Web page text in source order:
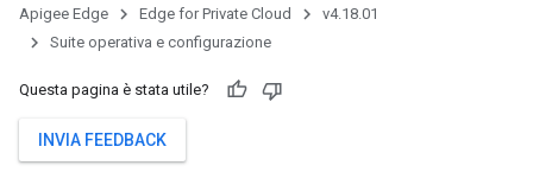
Apigee Edge Edge for Private Cloud
v4.18.01
Suite operativa e configurazione
Questa pagina è stata utile?
INVIA FEEDBACK